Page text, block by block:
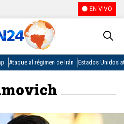
EN VIVO
Ataque al régimen de Irán Estados Unidos